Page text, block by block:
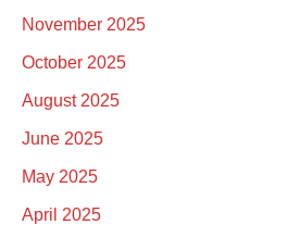
November 2025
October 2025
August 2025
June 2025
May 2025
April 2025